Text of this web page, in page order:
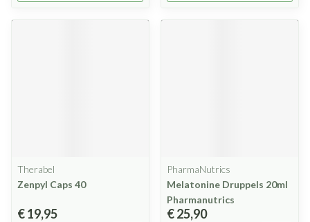
Therabel
Zenpyl Caps 40
€ 19,95
PharmaNutrics
Melatonine Druppels 20ml
Pharmanutrics
€ 25,90